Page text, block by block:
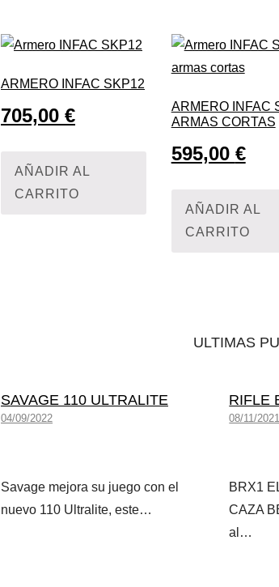
ARMERO INFAC SKP12
705,00 €
AÑADIR AL
CARRITO
ARMERO INFAC
ARMAS CORTAS
595,00 €
AÑADIR AL
CARRITO
ULTIMAS
SAVAGE 110 ULTRALITE
04/09/2022
Savage mejora su juego con el
nuevo 110 Ultralite, este…
RIFLE
08/11/2021
BRX1
CAZA
al…